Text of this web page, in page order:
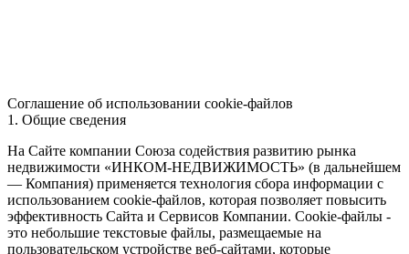
Соглашение об использовании cookie-файлов
1. Общие сведения
На Сайте компании Союза содействия развитию рынка
недвижимости «ИНКОМ-НЕДВИЖИМОСТЬ» (в дальнейшем
— Компания) применяется технология сбора информации с
использованием cookie-файлов, которая позволяет повысить
эффективность Сайта и Сервисов Компании. Сookie-файлы -
это небольшие текстовые файлы, размещаемые на
пользовательском устройстве веб-сайтами, которые